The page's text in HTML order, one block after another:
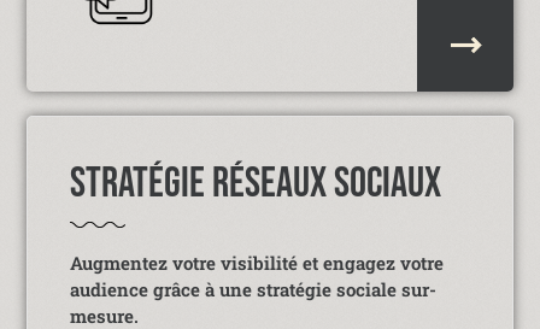
STRATÉGIE RÉSEAUX SOCIAUX
Augmentez votre visibilité et engagez votre
audience grâce à une stratégie sociale sur-
mesure.